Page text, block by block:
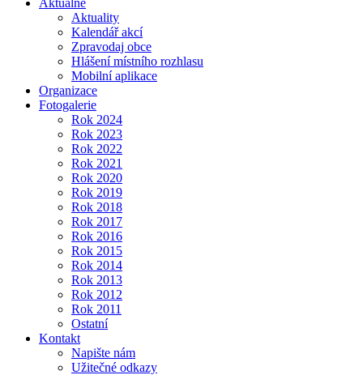
Aktuálně
Aktuality
Kalendář akcí
Zpravodaj obce
Hlášení místního rozhlasu
Mobilní aplikace
Organizace
Fotogalerie
Rok 2024
Rok 2023
Rok 2022
Rok 2021
Rok 2020
Rok 2019
Rok 2018
Rok 2017
Rok 2016
Rok 2015
Rok 2014
Rok 2013
Rok 2012
Rok 2011
Ostatní
Kontakt
Napište nám
Užitečné odkazy